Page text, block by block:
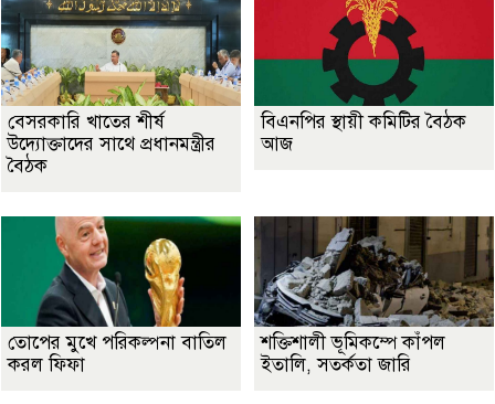
বেসরকারি খাতের শীর্ষ
উদ্যোক্তাদের সাথে প্রধানমন্ত্রীর
বৈঠক
বিএনপির স্থায়ী কমিটির বৈঠক
আজ
তোপের মুখে পরিকল্পনা বাতিল
করল ফিফা
শক্তিশালী ভূমিকম্পে কাঁপল
ইতালি, সতর্কতা জারি